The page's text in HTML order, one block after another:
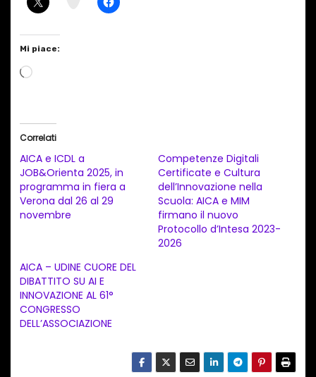
Mi piace:
C
i
a
m
e
o
i
n
c
Correlati
AICA e ICDL a
JOB&Orienta 2025, in
programma in fiera a
Verona dal 26 al 29
novembre
Competenze Digitali
Certificate e Cultura
dell’Innovazione nella
Scuola: AICA e MIM
firmano il nuovo
Protocollo d’Intesa 2023-
2026
AICA – UDINE CUORE DEL
DIBATTITO SU AI E
INNOVAZIONE AL 61°
CONGRESSO
DELL’ASSOCIAZIONE